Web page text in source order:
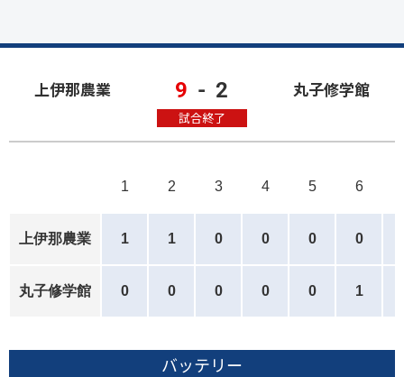
上伊那農業 9 - 2
試合終了
丸子修学館
1 2 3 4 5 6
上伊那農業 1 1 0 0 0 0
丸子修学館 0 0 0 0 0 1
バッテリー